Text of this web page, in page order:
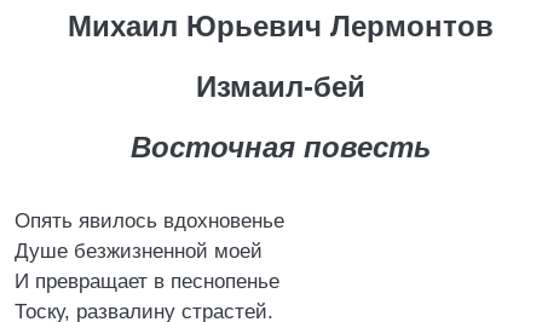
Михаил Юрьевич Лермонтов
Измаил-бей
Восточная повесть
Опять явилось вдохновенье
Душе безжизненной моей
И превращает в песнопенье
Тоску, развалину страстей.